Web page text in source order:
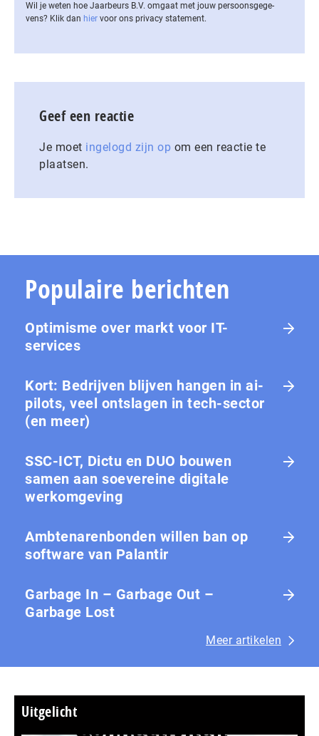
Wil je weten hoe Jaarbeurs B.V. omgaat met jouw per­soons­ge­ge­
vens? Klik dan hier voor ons privacy statement.
Geef een reactie
Je moet ingelogd zijn op om een reactie te
plaatsen.
Populaire berichten
Optimisme over markt voor IT-
services
Kort: Bedrijven blijven hangen in ai-
pilots, veel ontslagen in tech-sector
(en meer)
SSC-ICT, Dictu en DUO bouwen
samen aan soevereine digitale
werkomgeving
Ambtenarenbonden willen ban op
software van Palantir
Garbage In – Garbage Out –
Garbage Lost
Meer artikelen
Uitgelicht